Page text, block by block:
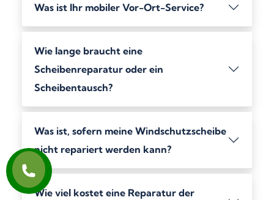
Was ist Ihr mobiler Vor-Ort-Service?
Wie lange braucht eine
Scheibenreparatur oder ein
Scheibentausch?
Was ist, sofern meine Windschutzscheibe
nicht repariert werden kann?
Wie viel kostet eine Reparatur der